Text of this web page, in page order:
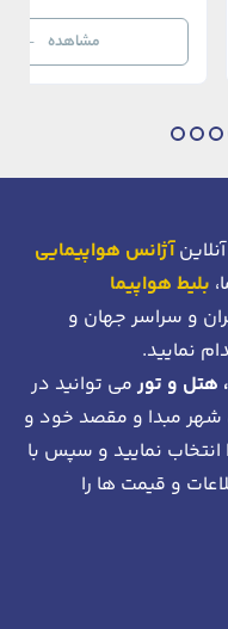
می‌رسند. امینونو از دوران بیزانس
عثمانی و امروز، به لطف موقعیت
مشاهده
آژانس هواپیمایی
بلیط هواپیما
و سراسر جهان و
نمایید.
، هتل و تورمی توانید در
مبدا و مقصد خود و
انتخاب نمایید و سپس با
و قیمت ها را